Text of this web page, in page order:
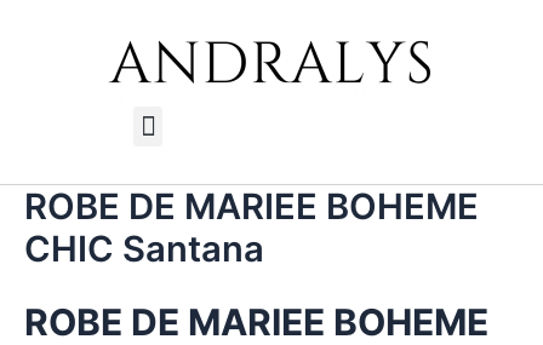
Menu
ROBE DE MARIEE BOHEME
CHIC Santana
ROBE DE MARIEE BOHEME